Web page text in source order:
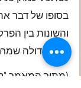
בסופו של דבר
והשונות בין
אחת גדולה
(מתוך המאמר